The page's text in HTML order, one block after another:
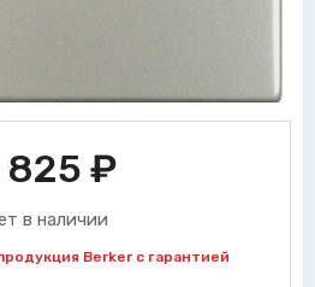
825 ₽
в наличии
Berker с гарантией